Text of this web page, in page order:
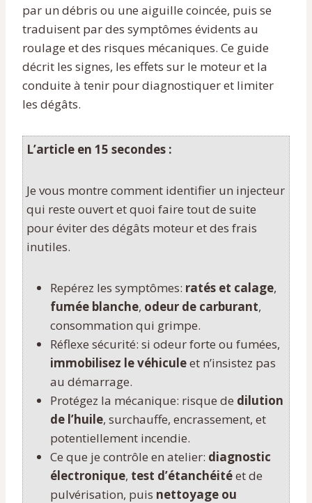
par un débris ou une aiguille coincée, puis se
traduisent par des symptômes évidents au
roulage et des risques mécaniques. Ce guide
décrit les signes, les effets sur le moteur et la
conduite à tenir pour diagnostiquer et limiter
les dégâts.
L’article en 15 secondes :
Je vous montre comment identifier un injecteur
qui reste ouvert et quoi faire tout de suite
pour éviter des dégâts moteur et des frais
inutiles.
Repérez les symptômes: ratés et calage,
fumée blanche, odeur de carburant,
consommation qui grimpe.
Réflexe sécurité: si odeur forte ou fumées,
immobilisez le véhiculeet n’insistez pas
au démarrage.
Protégez la mécanique: risque de dilution
de l’huile, surchauffe, encrassement, et
potentiellement incendie.
Ce que je contrôle en atelier: diagnostic
électronique, test d’étanchéitéet de
pulvérisation, puis nettoyage ou